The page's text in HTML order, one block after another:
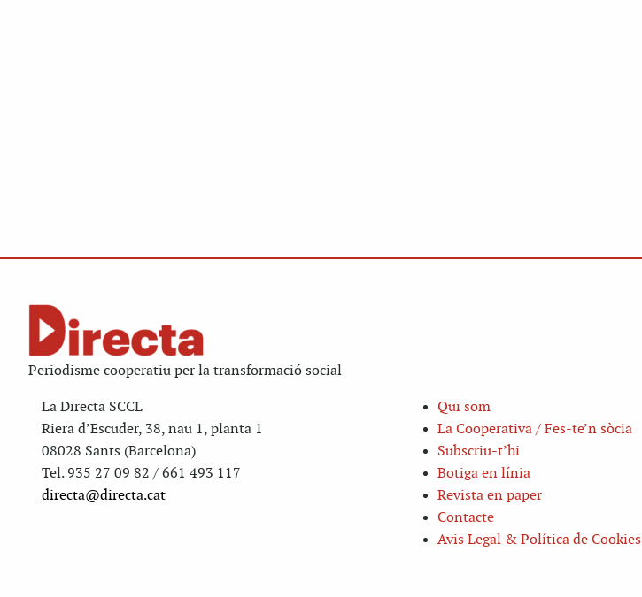
Periodisme cooperatiu per la transformació social
La Directa SCCL
Riera d’Escuder, 38, nau 1, planta 1
08028 Sants (Barcelona)
Tel. 935 27 09 82 / 661 493 117
directa@directa.cat
Qui som
La Cooperativa / Fes-te’n sòcia
Subscriu-t’hi
Botiga en línia
Revista en paper
Contacte
Avis Legal & Política de Cookies